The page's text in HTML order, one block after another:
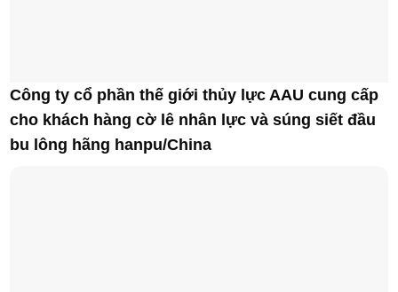
Công ty cổ phần thế giới thủy lực AAU cung cấp
cho khách hàng cờ lê nhân lực và súng siết đầu
bu lông hãng hanpu/China